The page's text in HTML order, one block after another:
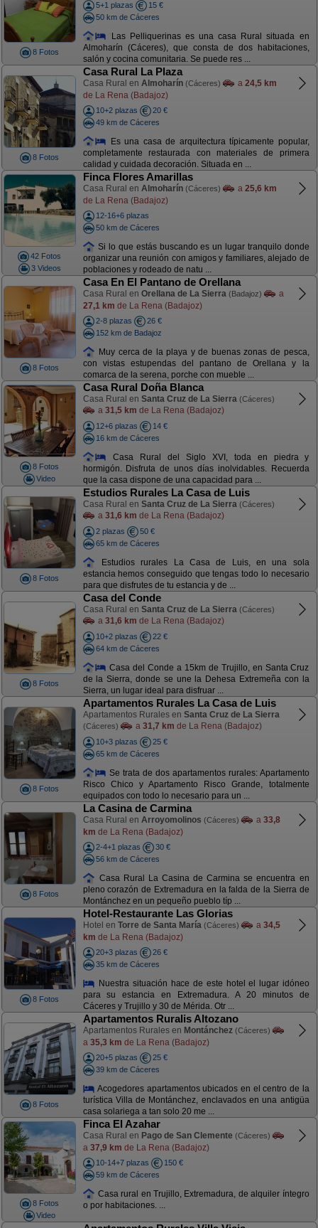
8 Fotos
5+1 plazas
15 €
50 km de Cáceres
Las Pelliquerinas es una casa Rural situada en
Almoharín (Cáceres), que consta de dos habitaciones,
salón y cocina comunitaria. Se puede res ...
8 Fotos
Casa Rural La Plaza
Casa Rural en Almoharín (Cáceres) a 24,5 km
de La Rena (Badajoz)
10+2 plazas
20 €
49 km de Cáceres
Es una casa de arquitectura típicamente popular,
completamente restaurada con materiales de primera
calidad y cuidada decoración. Situada en ...
42 Fotos
3 Videos
Finca Flores Amarillas
Casa Rural en Almoharín (Cáceres) a 25,6 km
de La Rena (Badajoz)
12-16+6 plazas
50 km de Cáceres
Si lo que estás buscando es un lugar tranquilo donde
organizar una reunión con amigos y familiares, alejado de
poblaciones y rodeado de natu ...
8 Fotos
Casa En El Pantano de Orellana
Casa Rural en Orellana de La Sierra (Badajoz)
a
27,1 km de La Rena (Badajoz)
2-8 plazas
26 €
152 km de Badajoz
Muy cerca de la playa y de buenas zonas de pesca,
con vistas estupendas del pantano de Orellana y la
comarca de la serena, porche con mueble ...
8 Fotos
Video
Casa Rural Doña Blanca
Casa Rural en Santa Cruz de La Sierra (Cáceres)
a 31,5 km de La Rena (Badajoz)
12+6 plazas
14 €
16 km de Cáceres
Casa Rural del Siglo XVI, toda en piedra y
hormigón. Disfruta de unos días inolvidables. Recuerda
que la casa dispone de una capacidad para ...
8 Fotos
Estudios Rurales La Casa de Luis
Casa Rural en Santa Cruz de La Sierra (Cáceres)
a 31,6 km de La Rena (Badajoz)
2 plazas
50 €
65 km de Cáceres
Estudios rurales La Casa de Luis, en una sola
estancia hemos conseguido que tengas todo lo necesario
para que disfrutes de tu estancia y de ...
8 Fotos
Casa del Conde
Casa Rural en Santa Cruz de La Sierra (Cáceres)
a 31,6 km de La Rena (Badajoz)
10+2 plazas
22 €
64 km de Cáceres
Casa del Conde a 15km de Trujillo, en Santa Cruz
de la Sierra, donde se une la Dehesa Extremeña con la
Sierra, un lugar ideal para disfruar ...
8 Fotos
Apartamentos Rurales La Casa de Luis
Apartamentos Rurales en Santa Cruz de La Sierra
(Cáceres) a 31,7 km de La Rena (Badajoz)
10+3 plazas
25 €
65 km de Cáceres
Se trata de dos apartamentos rurales: Apartamento
Risco Chico y Apartamento Risco Grande, totalmente
equipados con todo lo necesario para un ...
8 Fotos
La Casina de Carmina
Casa Rural en Arroyomolinos (Cáceres) a 33,8
km de La Rena (Badajoz)
2-4+1 plazas
30 €
56 km de Cáceres
Casa Rural La Casina de Carmina se encuentra en
pleno corazón de Extremadura en la falda de la Sierra de
Montánchez en un pequeño pueblo típ ...
8 Fotos
Hotel-Restaurante Las Glorias
Hotel en Torre de Santa María (Cáceres) a 34,5
km de La Rena (Badajoz)
20+3 plazas
26 €
35 km de Cáceres
Nuestra situación hace de este hotel el lugar idóneo
para su estancia en Extremadura. A 20 minutos de
Cáceres y Trujillo y 30 de Mérida. Otr ...
8 Fotos
Apartamentos Ruralis Altozano
Apartamentos Rurales en Montánchez (Cáceres)
a 35,3 km de La Rena (Badajoz)
20+5 plazas
25 €
39 km de Cáceres
Acogedores apartamentos ubicados en el centro de la
turística Villa de Montánchez, enclavados en una antigüa
casa solariega a tan solo 20 me ...
8 Fotos
Video
Finca El Azahar
Casa Rural en Pago de San Clemente (Cáceres)
a 37,9 km de La Rena (Badajoz)
10-14+7 plazas
150 €
59 km de Cáceres
Casa rural en Trujillo, Extremadura, de alquiler íntegro
o por habitaciones. ...